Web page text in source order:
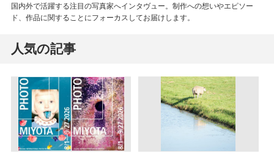
国内外で活躍する注目の写真家へインタヴュー。制作への想いやエピソー
ド、作品に関することにフォーカスしてお届けします。
人気の記事